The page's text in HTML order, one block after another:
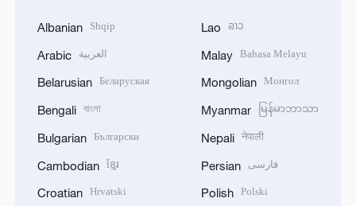
Albanian Shqip
Arabic العربية
Belarusian Беларуская
Bengali বাংলা
Bulgarian Български
Cambodian ខ្មែរ
Croatian Hrvatski
Lao ລາວ
Malay Bahasa Melayu
Mongolian Монгол
Myanmar မြန်မာဘာသာ
Nepali नेपाली
Persian فارسی
Polish Polski